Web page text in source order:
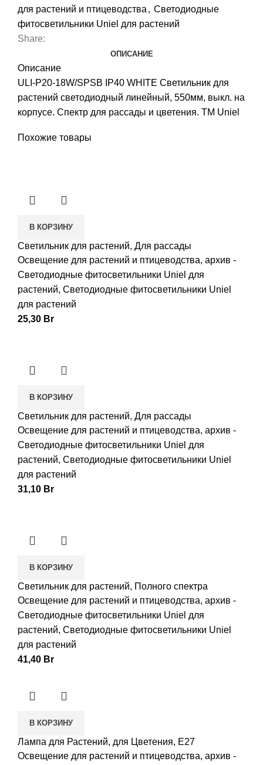
для растений и птицеводства , Светодиодные
фитосветильники Uniel для растений
Share:
ОПИСАНИЕ
Описание
ULI-P20-18W/SPSB IP40 WHITE Светильник для
растений светодиодный линейный, 550мм, выкл. на
корпусе. Спектр для рассады и цветения. TM Uniel
Похожие товары
В КОРЗИНУ
Светильник для растений, Для рассады
Освещение для растений и птицеводства, архив -
Светодиодные фитосветильники Uniel для
растений, Светодиодные фитосветильники Uniel
для растений
25,30 Br
В КОРЗИНУ
Светильник для растений, Для рассады
Освещение для растений и птицеводства, архив -
Светодиодные фитосветильники Uniel для
растений, Светодиодные фитосветильники Uniel
для растений
31,10 Br
В КОРЗИНУ
Светильник для растений, Полного спектра
Освещение для растений и птицеводства, архив -
Светодиодные фитосветильники Uniel для
растений, Светодиодные фитосветильники Uniel
для растений
41,40 Br
В КОРЗИНУ
Лампа для Растений, для Цветения, E27
Освещение для растений и птицеводства, архив -